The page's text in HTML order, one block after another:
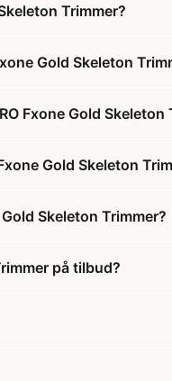
Trimmer?
Gold Skeleton
Fxone Gold Skeleton
Gold Skeleton
Skeleton Trimmer?
på tilbud?